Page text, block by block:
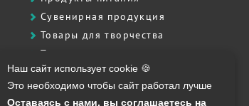
Сувенирная продукция
Товары для творчества
Товары для школы
Хозяйственные товары
Штемпельная продукция
Наш сайт использует cookie 🍪
Это необходимо чтобы сайт работал лучше
Оставаясь с нами, вы соглашаетесь на